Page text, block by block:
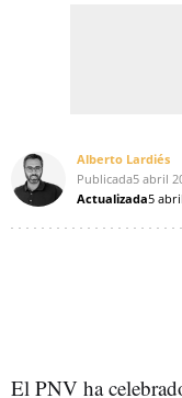
Alberto Lardiés
Publicada5 abril
Actualizada5
El PNV ha